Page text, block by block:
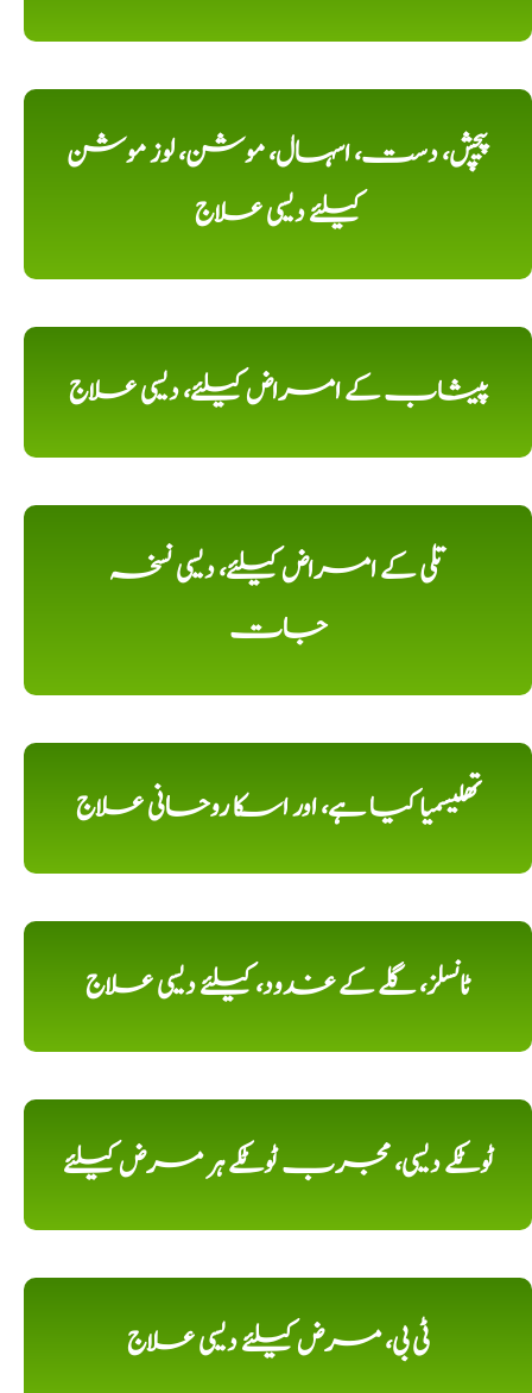
پیچش، دست، اسہال، موشن، لوز موشن
کیلئے دیسی علاج
پیشاب کے امراض کیلئے، دیسی علاج
تلی کے امراض کیلئے، دیسی نسخہ
جات
تھلیسمیا کیا ہے، اور اسکا روحانی علاج
ٹانسلز، گلے کے غدود، کیلئے دیسی علاج
ٹوٹکے دیسی، مجرب ٹوٹکے ہر مرض کیلئے
ٹی بی، مرض کیلئے دیسی علاج